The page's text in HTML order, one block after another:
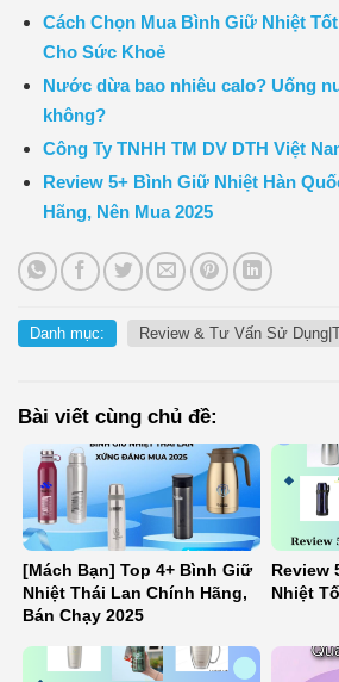
Cách Chọn Mua Bình Giữ Nhiệt
Cho Sức Khoẻ
Nước dừa bao nhiêu calo? Uống
không?
Công Ty TNHH TM DV DTH Việt
Review 5+ Bình Giữ Nhiệt Hàn
Hãng, Nên Mua 2025
Danh mục: Review & Tư Vấn Sử
Bài viết cùng chủ đề:
[Mách Bạn] Top 4+ Bình Giữ
Nhiệt Thái Lan Chính Hãng,
Bán Chạy 2025
Review
Nhiệt